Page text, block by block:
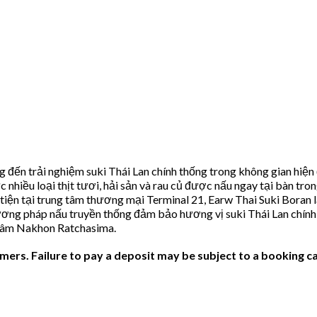
trải nghiệm suki Thái Lan chính thống trong không gian
loại thịt tươi, hải sản và rau củ được nấu ngay tại bàn
tại trung tâm thương mại Terminal 21, Earw Thai Suki
pháp nấu truyền thống đảm bảo hương vị suki Thái Lan
Nakhon Ratchasima.
Failure to pay a deposit may be subject to a booking